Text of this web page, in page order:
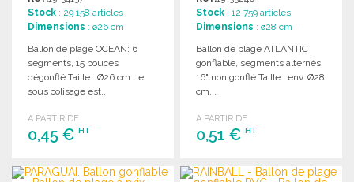
Stock : 29 158 articles
Dimensions : ø26 cm
Ballon de plage OCEAN: 6
segments, 15 pouces
dégonflé Taille : Ø26 cm Le
sous colisage est...
A PARTIR DE
0,45 € HT
COMMANDER
Stock : 12 759 articles
Dimensions : ø28 cm
Ballon de plage ATLANTIC
gonflable, segments alternés,
16" non gonflé Taille : env. Ø28
cm...
A PARTIR DE
0,51 €HT
COMMANDER